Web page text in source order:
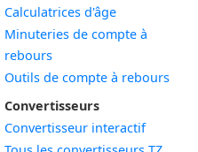
Calculatrices d'âge
Minuteries de compte à
rebours
Outils de compte à rebours
Convertisseurs
Convertisseur interactif